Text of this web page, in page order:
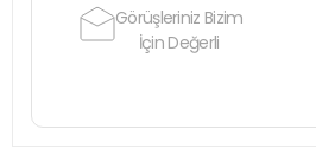
Görüşleriniz Bizim
İçin Değerli